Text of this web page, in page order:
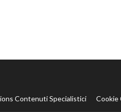
Contenuti Specialistici Cookie